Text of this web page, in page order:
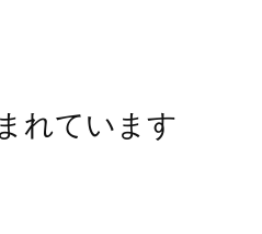
れています